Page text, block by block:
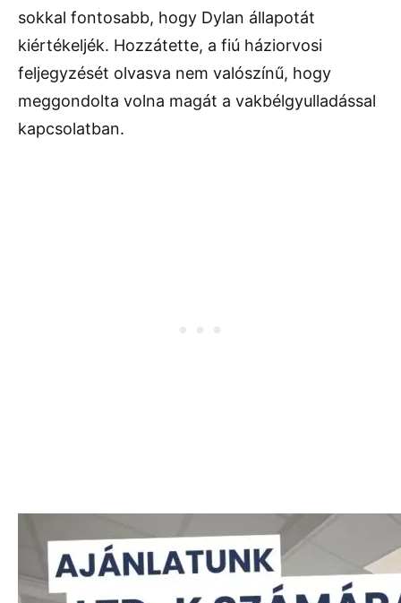
sokkal fontosabb, hogy Dylan állapotát
kiértékeljék. Hozzátette, a fiú háziorvosi
feljegyzését olvasva nem valószínű, hogy
meggondolta volna magát a vakbélgyulladással
kapcsolatban.